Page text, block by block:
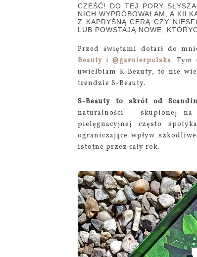
CZEŚĆ! DO TEJ PORY
NICH WYPRÓBOWAŁAM, A
Z KAPRYŚNĄ CERĄ CZY
LUB POWSTAJĄ NOWE,
Przed świętami dotarł do
Beauty i @garnierpolska. Tym
uwielbiam K-Beauty, to nie
trendzie S-Beauty.
S-Beauty to skrót od
naturalności - skupionej
pielęgnacyjnej często
ograniczające wpływ
istotne przez cały rok.